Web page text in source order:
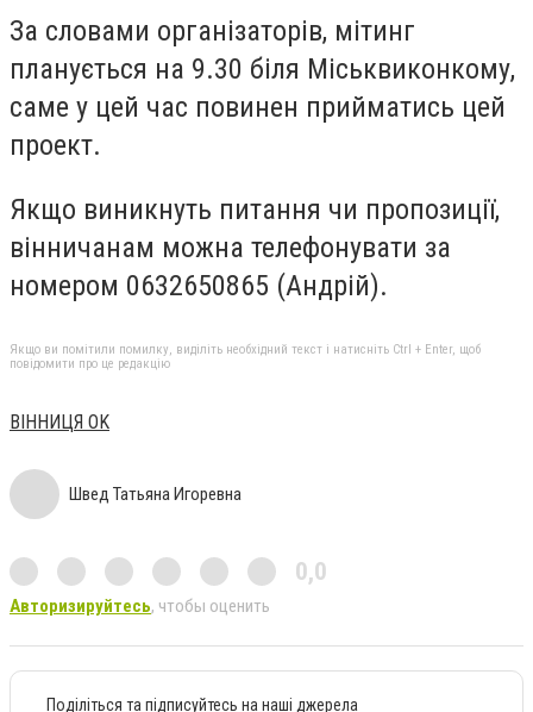
За словами організаторів, мітинг
планується на 9.30 біля Міськвиконкому,
саме у цей час повинен прийматись цей
проект.
Якщо виникнуть питання чи пропозиції,
вінничанам можна телефонувати за
номером 0632650865 (Андрій).
Якщо ви помітили помилку, виділіть необхідний текст і натисніть Ctrl + Enter, щоб
повідомити про це редакцію
ВІННИЦЯ OK
Швед Татьяна Игоревна
0,0
Авторизируйтесь, чтобы оценить
Поділіться та підписуйтесь на наші джерела